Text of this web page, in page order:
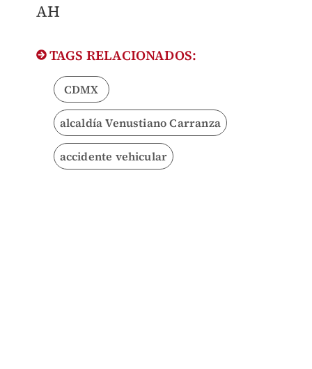
AH
TAGS RELACIONADOS:
CDMX
alcaldía Venustiano Carranza
accidente vehicular